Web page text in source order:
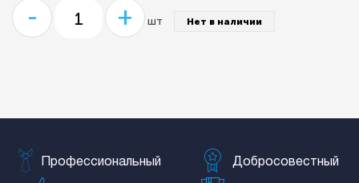
- + шт Нет в наличии
Профессиональный Добросовестный